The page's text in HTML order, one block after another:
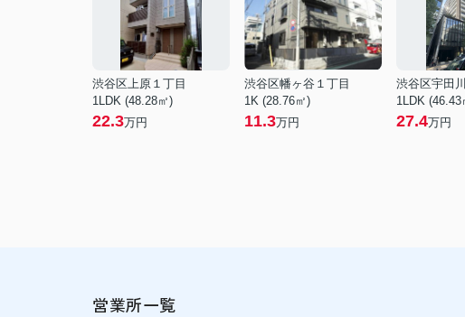
渋谷区上原１丁目
1LDK (48.28㎡)
22.3万円
渋谷区幡ヶ谷１丁目
1K (28.76㎡)
11.3万円
渋谷区宇田
1LDK (46.43
27.4万円
営業所一覧